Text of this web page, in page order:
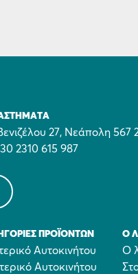
27, Νεάπολη 567
2310 615 987
ΠΡΟΪΌΝΤΩΝ
Αυτοκινήτου
Αυτοκινήτου
Ο
Ο